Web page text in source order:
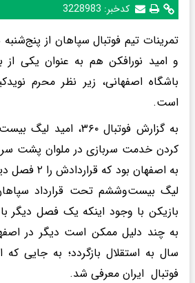
کدخبر: 3228983
تمرینات تیم فوتبال سپاهان از
و امید نورافکن هم به عنوان یکی از
باشگاه اصفهانی، زیر نظر محرم
است.
به گزارش فوتبال ۳۶۰،
کردن خدمت سربازی در ملوان پشت
به اصفهان بود
لیگ بیست‌وششم تحت قرارداد
بازیکن با وجود اینکه یک فصل دیگر با
سال به استقلال بازگردد؛ به جایی
فوتبال ایران معرفی شد.